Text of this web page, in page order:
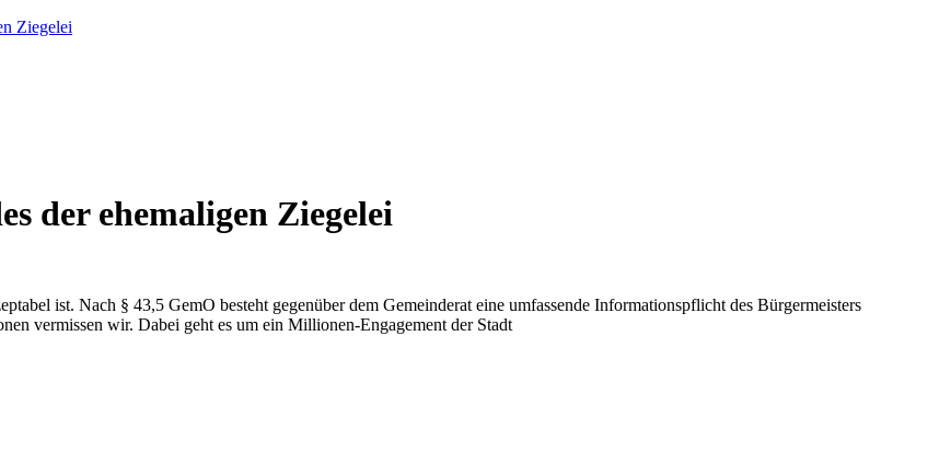
Ziegelei
der ehemaligen Ziegelei
ist. Nach § 43,5 GemO besteht gegenüber dem Gemeinderat eine umfassende Informationspflicht des Bürgermeisters
vermissen wir. Dabei geht es um ein Millionen-Engagement der Stadt